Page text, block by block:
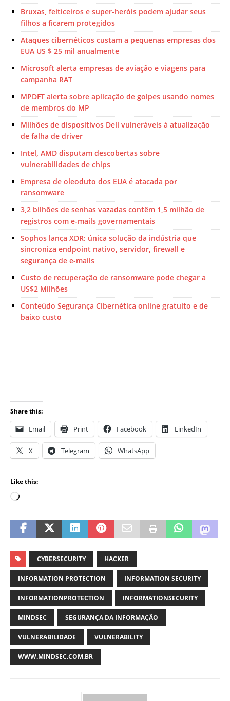
Bruxas, feiticeiros e super-heróis podem ajudar seus
filhos a ficarem protegidos
Ataques cibernéticos custam a pequenas empresas dos
EUA US $ 25 mil anualmente
Microsoft alerta empresas de aviação e viagens para
campanha RAT
MPDFT alerta sobre aplicação de golpes usando nomes
de membros do MP
Milhões de dispositivos Dell vulneráveis ​​à atualização
de falha de driver
Intel, AMD disputam descobertas sobre
vulnerabilidades de chips
Empresa de oleoduto dos EUA é atacada por
ransomware
3,2 bilhões de senhas vazadas contêm 1,5 milhão de
registros com e-mails governamentais
Sophos lança XDR: única solução da indústria que
sincroniza endpoint nativo, servidor, firewall e
segurança de e-mails
Custo de recuperação de ransomware pode chegar a
US$2 Milhões
Conteúdo Segurança Cibernética online gratuito e de
baixo custo
Share this:
Email Print Facebook LinkedIn
X Telegram WhatsApp
Like this:
CYBERSECURITY HACKER
INFORMATION PROTECTION INFORMATION SECURITY
INFORMATIONPROTECTION INFORMATIONSECURITY
MINDSEC SEGURANÇA DA INFORMAÇÃO
VULNERABILIDADE VULNERABILITY
WWW.MINDSEC.COM.BR